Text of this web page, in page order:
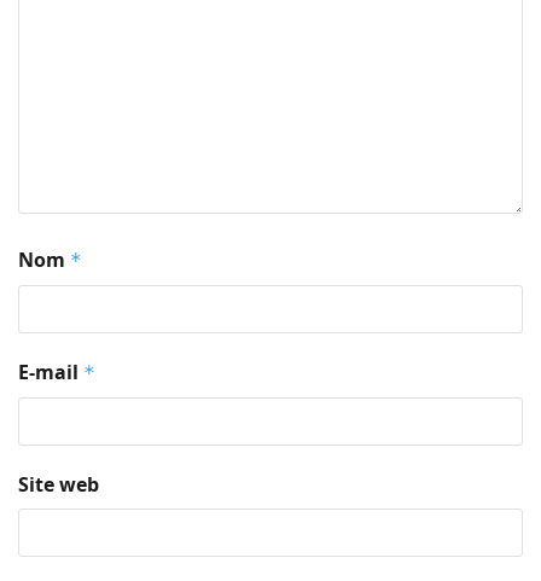
Nom *
E-mail *
Site web